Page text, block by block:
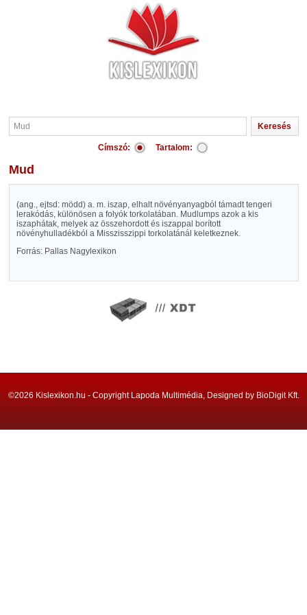
Címszó: Tartalom:
Mud
(ang., ejtsd: mödd) a. m. iszap, elhalt növényanyagból támadt tengeri
lerakódás, különösen a folyók torkolatában. Mudlumps azok a kis
iszaphátak, melyek az összehordott és iszappal borított
növényhulladékból a Misszisszippi torkolatánál keletkeznek.
Forrás: Pallas Nagylexikon
©2026 Kislexikon.hu - Copyright Lapoda Multimédia, Designed by BioDigit Kft.